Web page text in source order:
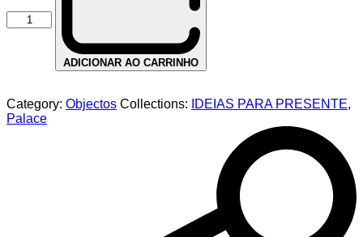
ADICIONAR AO CARRINHO
Category: Objectos Collections: IDEIAS PARA PRESENTE,
Palace